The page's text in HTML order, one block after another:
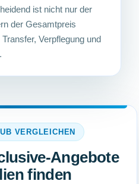
ist nicht nur der
der Gesamtpreis
Verpflegung und
VERGLEICHEN
Angebote
finden